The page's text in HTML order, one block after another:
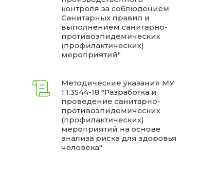
контроля за соблюдением
Санитарных правил и
выполнением санитарно-
противоэпидемических
(профилактических)
мероприятий"
Методические указания МУ
1.1.3544-18 "Разработка и
проведение санитарно-
противоэпидемических
(профилактических)
мероприятий на основе
анализа риска для здоровья
человека"